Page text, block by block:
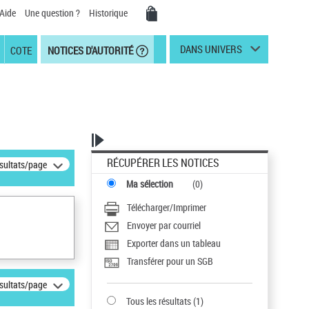
Aide Une question ? Historique
COTE NOTICES D'AUTORITÉ DANS UNIVERS
page
page
RÉCUPÉRER LES NOTICES
Ma sélection (0)
Télécharger/Imprimer
Envoyer par courriel
Exporter dans un tableau
Transférer pour un SGB
Tous les résultats(1)